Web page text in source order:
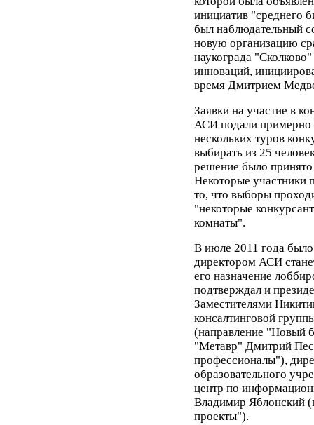
инициатив "среднего
был наблюдательный
новую организацию
наукограда
инноваций,
время Дмитрием
Заявки на участие в
АСИ подали примерно
нескольких туров
выбирать из 25
решение было
Некоторые участники
то, что выборы
"некоторые
комнаты".
В июле 2011 года
директором АСИ
его назначение
подтверждал и
Заместителями
консалтинговой
(направление "Новый
"Метавр" Дмитрий
профессионалы"),
образовательного
центр по
Владимир Яблонский
проекты").